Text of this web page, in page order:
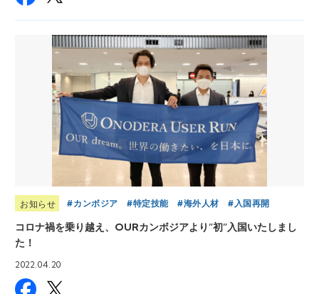
お知らせ カンボジア 特定技能 海外人材 入国再開
コロナ禍を乗り越え、OURカンボジアより”初”入国いたしまし
た！
2022.04.20